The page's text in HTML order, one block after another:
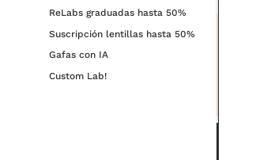
ReLabs graduadas hasta 50%
Suscripción lentillas hasta 50%
Gafas con IA
Custom Lab!